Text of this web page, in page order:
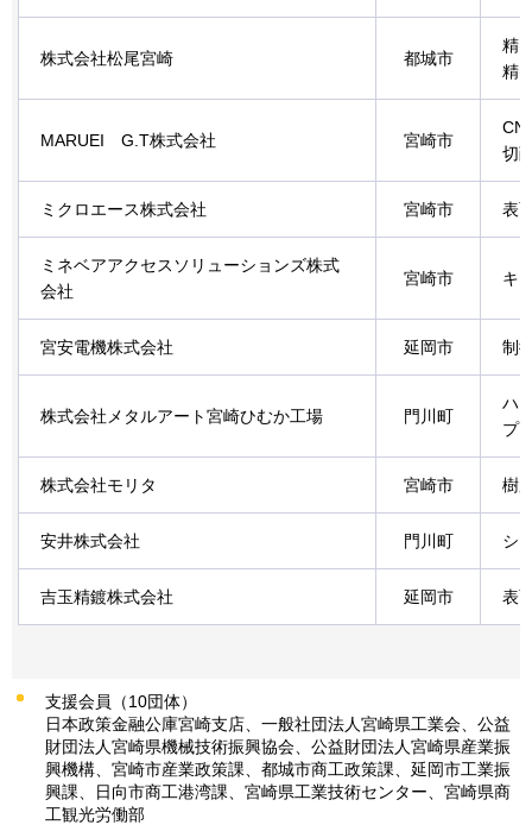
株式会社松尾宮崎 都城市
精
精
MARUEI G.T株式会社 宮崎市
切
ミクロエース株式会社 宮崎市 表
ミネベアアクセスソリューションズ株式
会社
宮崎市 キ
宮安電機株式会社 延岡市 制
株式会社メタルアート宮崎ひむか工場 門川町
ハ
プ
株式会社モリタ 宮崎市 樹
安井株式会社 門川町 シ
吉玉精鍍株式会社 延岡市 表
支援会員（10団体）
日本政策金融公庫宮崎支店、一般社団法人宮崎県工業会、公益
財団法人宮崎県機械技術振興協会、公益財団法人宮崎県産業振
興機構、宮崎市産業政策課、都城市商工政策課、延岡市工業振
興課、日向市商工港湾課、宮崎県工業技術センター、宮崎県商
工観光労働部